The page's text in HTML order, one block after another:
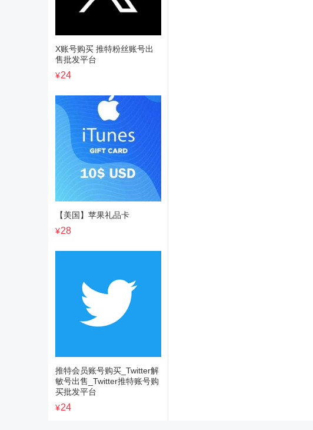
X账号购买 推特粉丝账号出
售批发平台
¥24
【美国】苹果礼品卡
¥28
推特会员账号购买_Twitter解
敏号出售_Twitter推特账号购
买批发平台
¥24